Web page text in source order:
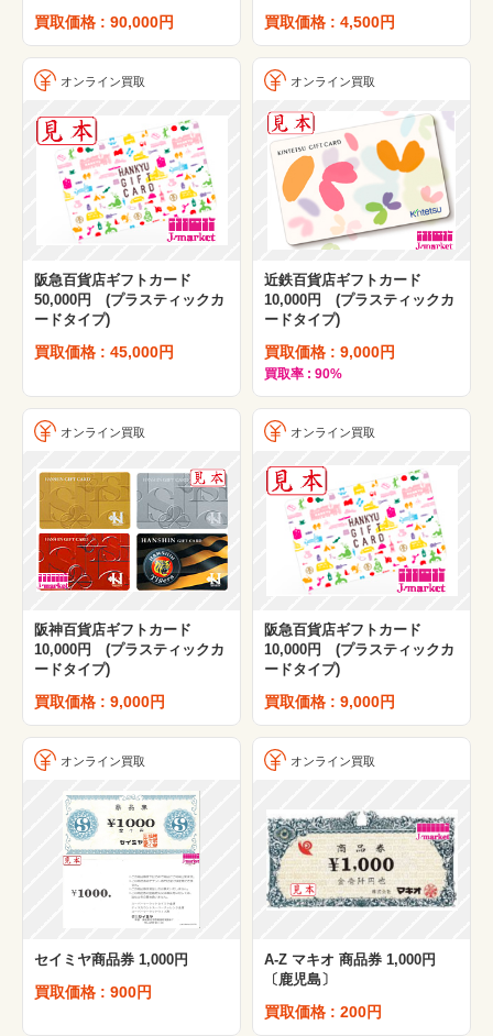
買取価格 : 90,000円 買取価格 : 4,500円
オンライン買取
阪急百貨店ギフトカード
50,000円 (プラスティックカ
ードタイプ)
買取価格 : 45,000円
オンライン買取
近鉄百貨店ギフトカード
10,000円 (プラスティックカ
ードタイプ)
買取価格 : 9,000円
買取率 : 90%
オンライン買取
阪神百貨店ギフトカード
10,000円 (プラスティックカ
ードタイプ)
買取価格 : 9,000円
オンライン買取
阪急百貨店ギフトカード
10,000円 (プラスティックカ
ードタイプ)
買取価格 : 9,000円
オンライン買取
セイミヤ商品券 1,000円
買取価格 : 900円
オンライン買取
A-Z マキオ 商品券 1,000円
〔鹿児島〕
買取価格 : 200円